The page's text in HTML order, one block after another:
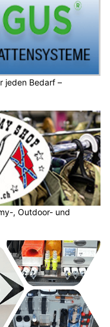
jeden Bedarf –
, Outdoor- und